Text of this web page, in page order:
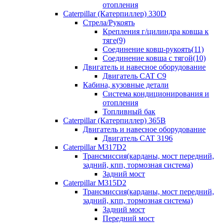
отопления
Caterpillar (Катерпиллер) 330D
Стрела/Рукоять
Крепления г/цилиндра ковша к
тяге(9)
Соединение ковш-рукоять(11)
Соединение ковша с тягой(10)
Двигатель и навесное оборудование
Двигатель CAT C9
Кабина, кузовные детали
Система кондиционирования и
отопления
Топливный бак
Caterpillar (Катерпиллер) 365B
Двигатель и навесное оборудование
Двигатель CAT 3196
Caterpillar M317D2
Трансмиссия(карданы, мост передний,
задний, кпп, тормозная система)
Задний мост
Caterpillar M315D2
Трансмиссия(карданы, мост передний,
задний, кпп, тормозная система)
Задний мост
Передний мост